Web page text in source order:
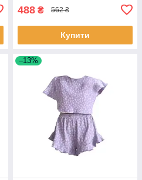
488 ₴ 562 ₴
Купити
–13%